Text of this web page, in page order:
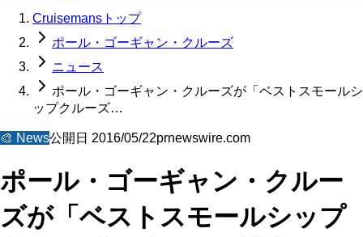
Cruisemansトップ
ポール・ゴーギャン・クルーズ
ニュース
ポール・ゴーギャン・クルーズが「ベストスモールシ
ップクルーズ…
🎨 News公開日 2016/05/22prnewswire.com
ポール・ゴーギャン・クルー
ズが「ベストスモールシップ